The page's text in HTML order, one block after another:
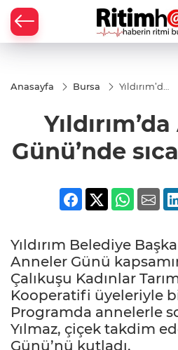
Anasayfa Bursa
Yıldırım’da
sıcak
buluşma
Günü’nde
Yıldırım Belediye
Anneler Günü
Çalıkuşu Kadınlar
Kooperatifi üyeleriyle
Programda annelerle
Yılmaz, çiçek takdim
Günü’nü kutladı.